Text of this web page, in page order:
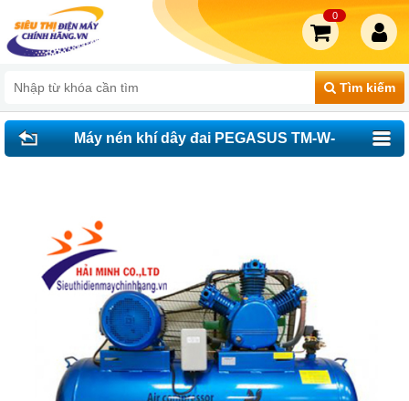
Tìm kiếm
0
Máy nén khí dây đai PEGASUS TM-W-